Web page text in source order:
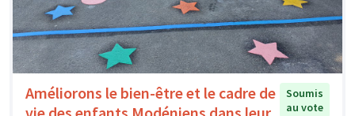
Améliorons le bien-être et le cadre de
Soumis
au vote